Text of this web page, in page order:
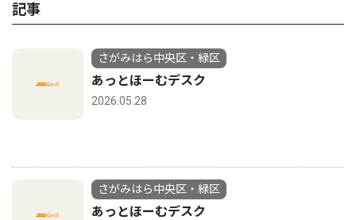
記事
さがみはら中央区・緑区
あっとほーむデスク
2026.05.28
さがみはら中央区・緑区
あっとほーむデスク